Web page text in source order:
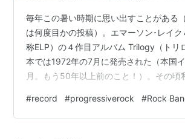
毎年この暑い時期に思い出すことがある
は何度目かの投稿）。エマーソン･レイク
称ELP）の４作目アルバム Trilogy（トリ
本では1972年の7月に発売された（本国
月。もう50年以上前のこと！）。その頃
Crimson を知った事でプログレッシブロ
当然の流れでELPを知りタルカスや展覧
#record #progressiverock #Rock